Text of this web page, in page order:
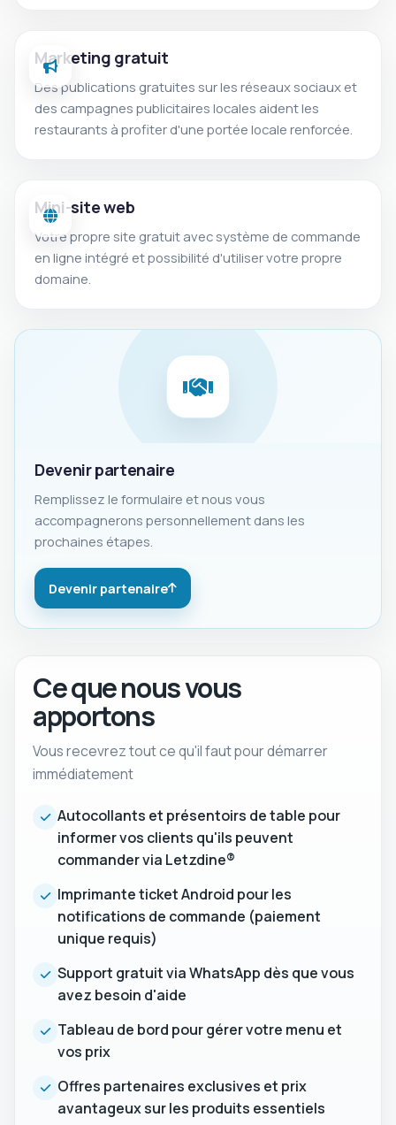
Marketing gratuit
Des publications gratuites sur les réseaux sociaux et
des campagnes publicitaires locales aident les
restaurants à profiter d'une portée locale renforcée.
Mini-site web
Votre propre site gratuit avec système de commande
en ligne intégré et possibilité d'utiliser votre propre
domaine.
Devenir partenaire
Remplissez le formulaire et nous vous
accompagnerons personnellement dans les
prochaines étapes.
Devenir partenaire
Ce que nous vous
apportons
Vous recevrez tout ce qu'il faut pour démarrer
immédiatement
Autocollants et présentoirs de table pour
informer vos clients qu'ils peuvent
commander via Letzdine®
Imprimante ticket Android pour les
notifications de commande (paiement
unique requis)
Support gratuit via WhatsApp dès que vous
avez besoin d'aide
Tableau de bord pour gérer votre menu et
vos prix
Offres partenaires exclusives et prix
avantageux sur les produits essentiels